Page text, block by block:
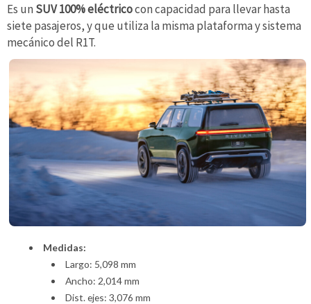
Es un SUV 100% eléctricocon capacidad para llevar hasta
siete pasajeros, y que utiliza la misma plataforma y sistema
mecánico del R1T.
Medidas:
Largo: 5,098 mm
Ancho: 2,014 mm
Dist. ejes: 3,076 mm